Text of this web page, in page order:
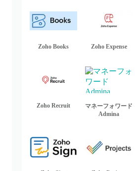
Zoho Books Zoho Expense
Zoho Recruit
マネーフォワード
Admina